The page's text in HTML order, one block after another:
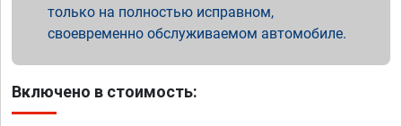
только на полностью исправном,
своевременно обслуживаемом автомобиле.
Включено в стоимость: